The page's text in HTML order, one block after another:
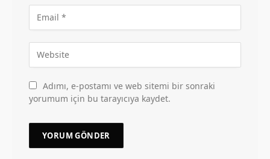
Adımı, e-postamı ve web sitemi bir sonraki
yorumum için bu tarayıcıya kaydet.